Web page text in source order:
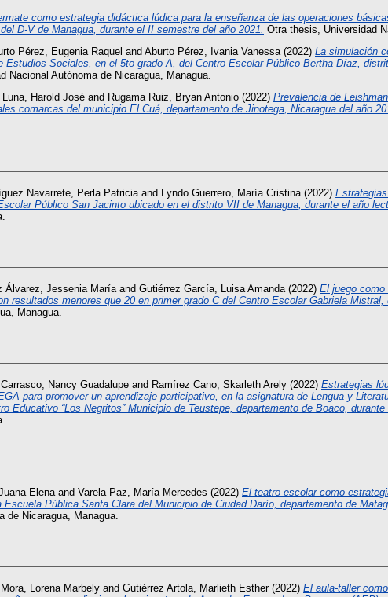
como estrategia didáctica lúdica para la enseñanza de las operaciones
D-V de Managua, durante el II semestre del año 2021. Otra thesis, Universidad
Pérez, Eugenia Raquel and Aburto Pérez, Ivania Vanessa (2022) La simulación
Estudios Sociales, en el 5to grado A, del Centro Escolar Público Bertha Díaz,
Nacional Autónoma de Nicaragua, Managua.
Luna, Harold José and Rugama Ruiz, Bryan Antonio (2022) Prevalencia de
comarcas del municipio El Cuá, departamento de Jinotega, Nicaragua del año
Navarrete, Perla Patricia and Lyndo Guerrero, María Cristina (2022)
Público San Jacinto ubicado en el distrito VII de Managua, durante el año
Álvarez, Jessenia María and Gutiérrez García, Luisa Amanda (2022) El juego como
resultados menores que 20 en primer grado C del Centro Escolar Gabriela Mistral,
Managua.
Nancy Guadalupe and Ramírez Cano, Skarleth Arely (2022) Estrategias
para promover un aprendizaje participativo, en la asignatura de Lengua y
Educativo “Los Negritos” Municipio de Teustepe, departamento de Boaco,
Elenaand Varela Paz, María Mercedes (2022) El teatro escolar como
Pública Santa Clara del Municipio de Ciudad Darío, departamento de
de Nicaragua, Managua.
Lorena Marbely and Gutiérrez Artola, Marlieth Esther(2022) El aula-taller